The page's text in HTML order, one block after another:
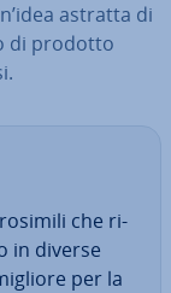
astratta di
di prodotto
che ri­
in diverse
per la